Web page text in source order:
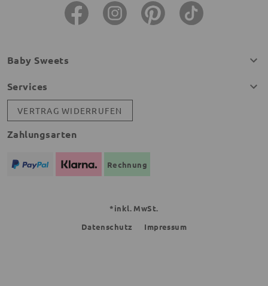
Baby Sweets
Services
VERTRAG WIDERRUFEN
Zahlungsarten
Rechnung
*inkl. MwSt.
Datenschutz
Impressum